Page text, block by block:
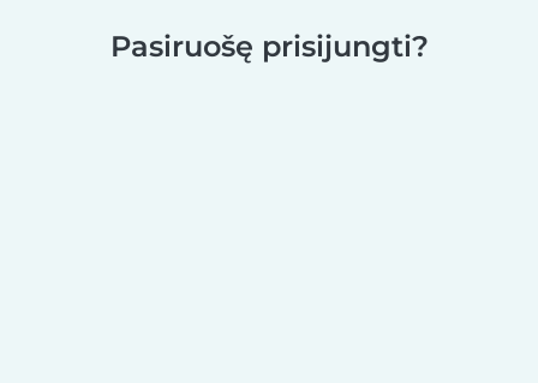
Pasiruošę prisijungti?